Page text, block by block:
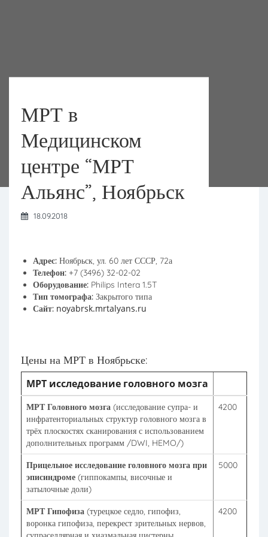
МРТ в
Медицинском
центре “МРТ
Альянс”, Ноябрьск
18.09.2018
Адрес: Ноябрьск, ул. 60 лет СССР, 72а
Телефон: +7 (3496) 32-02-02
Оборудование: Philips Intera 1.5T
Тип томографа: Закрытого типа
Сайт: noyabrsk.mrtalyans.ru
Цены на МРТ в Ноябрьске:
МРТ исследование головного мозга
МРТ Головного мозга (исследование супра- и
инфратенториальных структур головного мозга в
трёх плоскостях сканирования с использованием
дополнительных программ /DWI, HEMO/)
4200
Прицельное исследование головного мозга при
эписиндроме (гиппокампы, височные и
затылочные доли)
5000
МРТ Гипофиза (турецкое седло, гипофиз,
воронка гипофиза, перекрест зрительных нервов,
4200